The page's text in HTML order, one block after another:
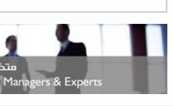
شلوغ‌ترین فرودگاه‌های اروپا در ۲۰۲۵: لندن، استانبول و پاریس
پخش زنده پرواز سیزدهم موشک استارشیپ